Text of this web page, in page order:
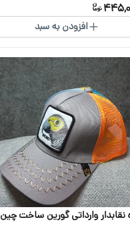
افزودن به سبد
نقابدار وارداتی گورین ساخت چین